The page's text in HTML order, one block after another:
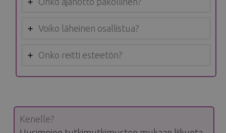
Voiko läheinen osallistua?
Onko reitti esteetön?
Kenelle?